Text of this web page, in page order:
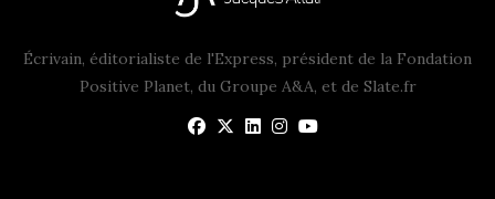
Écrivain, éditorialiste de l'Express, président de la Fondation
Positive Planet, du Groupe A&A, et de Slate.fr